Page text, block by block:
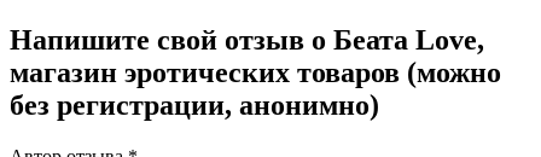
Напишите свой отзыв о Беата Love,
магазин эротических товаров (можно
без регистрации, анонимно)